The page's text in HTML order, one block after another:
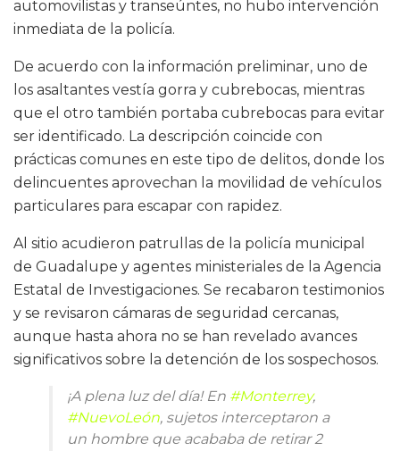
automovilistas y transeúntes, no hubo intervención
inmediata de la policía.
De acuerdo con la información preliminar, uno de
los asaltantes vestía gorra y cubrebocas, mientras
que el otro también portaba cubrebocas para evitar
ser identificado. La descripción coincide con
prácticas comunes en este tipo de delitos, donde los
delincuentes aprovechan la movilidad de vehículos
particulares para escapar con rapidez.
Al sitio acudieron patrullas de la policía municipal
de Guadalupe y agentes ministeriales de la Agencia
Estatal de Investigaciones. Se recabaron testimonios
y se revisaron cámaras de seguridad cercanas,
aunque hasta ahora no se han revelado avances
significativos sobre la detención de los sospechosos.
¡A plena luz del día! En #Monterrey,
#NuevoLeón, sujetos interceptaron a
un hombre que acababa de retirar 2